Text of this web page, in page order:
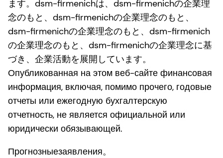
ます。dsm-firmenichは、dsm-firmenichの企業理
念のもと、dsm-firmenichの企業理念のもと、
dsm-firmenichの企業理念のもと、dsm-firmenich
の企業理念のもと、dsm-firmenichの企業理念に基
づき、企業活動を展開しています。
Опубликованная на этом веб-сайте финансовая
информация, включая, помимо прочего, годовые
отчеты или ежегодную бухгалтерскую
отчетность, не является официальной или
юридически обязывающей.
Прогнозныезаявления。